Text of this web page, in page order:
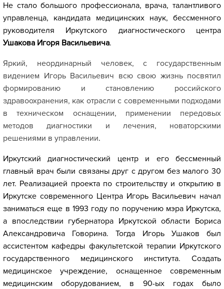
Не стало большого профессионала, врача, талантливого
управленца, кандидата медицинских наук, бессменного
руководителя Иркутского диагностического центра
Ушакова Игоря Васильевича.
Яркий, неординарный человек, с государственным
видением Игорь Васильевич всю свою жизнь посвятил
формированию и становлению российского
здравоохранения, как отрасли с современными подходами
в техническом оснащении, применении передовых
методов диагностики и лечения, новаторскими
решениями в управлении.
Иркутский диагностический центр и его бессменный
главный врач были связаны друг с другом без малого 30
лет. Реализацией проекта по строительству и открытию в
Иркутске современного Центра Игорь Васильевич начал
заниматься еще в 1993 году по поручению мэра Иркутска,
а впоследствии губернатора Иркутской области Бориса
Александровича Говорина. Тогда Игорь Ушаков был
ассистентом кафедры факультетской терапии Иркутского
государственного медицинского института. Создать
медицинское учреждение, оснащенное современным
медицинским оборудованием, в 90-ых годах было